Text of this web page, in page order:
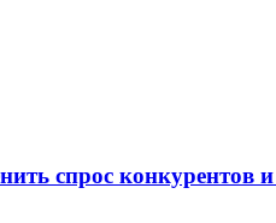
спрос конкурентов